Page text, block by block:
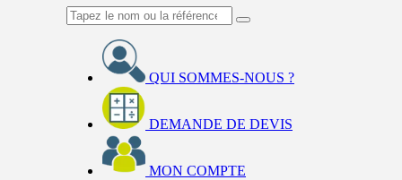
QUI SOMMES-NOUS ?
DEMANDE DE DEVIS
MON COMPTE